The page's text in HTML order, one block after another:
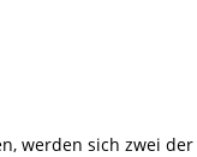
werden sich zwei